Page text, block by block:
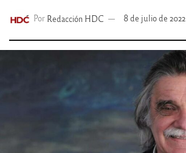
Por Redacción HDC 8 de julio de 2022